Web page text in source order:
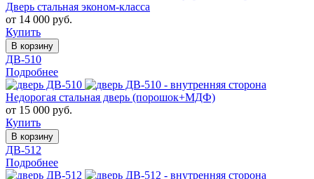
Дверь стальная эконом-класса
от 14 000 руб.
Купить
В корзину
ДВ-510
Подробнее
Недорогая стальная дверь (порошок+МДФ)
от 15 000 руб.
Купить
В корзину
ДВ-512
Подробнее